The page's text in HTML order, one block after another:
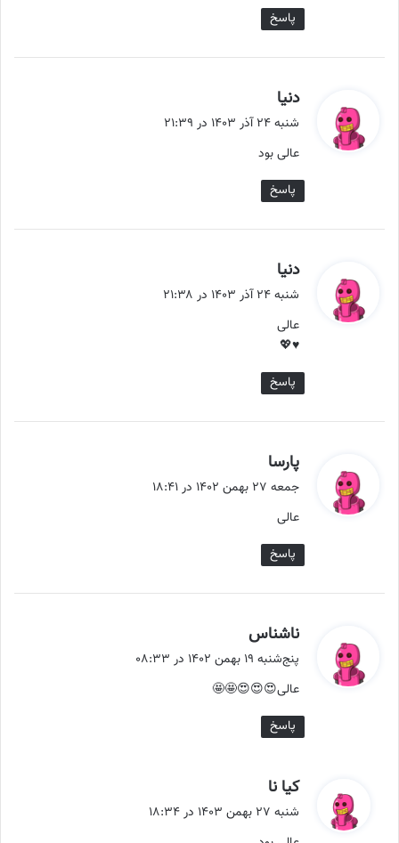
پاسخ
دنیا
ف
شنبه ۲۴ آذر ۱۴۰۳ در ۲۱:۳۹
عالی بود
پاسخ
دنیا
ف
شنبه ۲۴ آذر ۱۴۰۳ در ۲۱:۳۸
عالی
♥💖
پاسخ
پارسا
ف جمعه ۲۷ بهمن ۱۴۰۲ در ۱۸:۴۱
عالی
پاسخ
ناشناس
ف
:
پنج‌شنبه ۱۹ بهمن ۱۴۰۲ در ۰۸:۳۳
عالی😍😍😍🤩🤩
پاسخ
کیا نا
ف شنبه ۲۷ بهمن ۱۴۰۳ در ۱۸:۳۴